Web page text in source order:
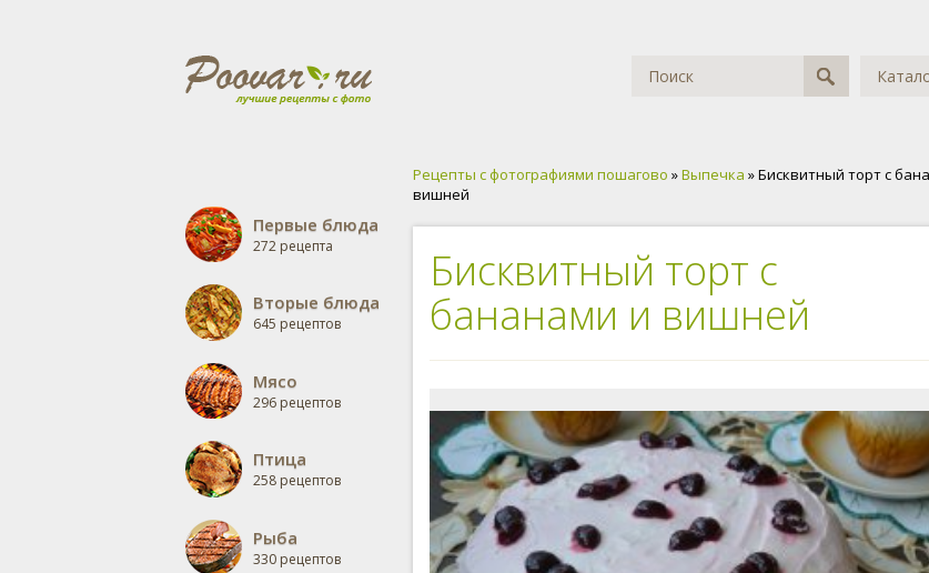
Первые блюда
272 рецепта
Вторые блюда
645 рецептов
Мясо
296 рецептов
Птица
258 рецептов
Рыба
330 рецептов
Рецепты с фотографиями пошагово »Выпечка » Бисквитный торт с
вишней
Бисквитный торт с
бананами и вишней